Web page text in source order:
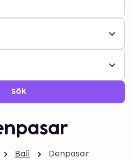
Sök
Bali Denpasar